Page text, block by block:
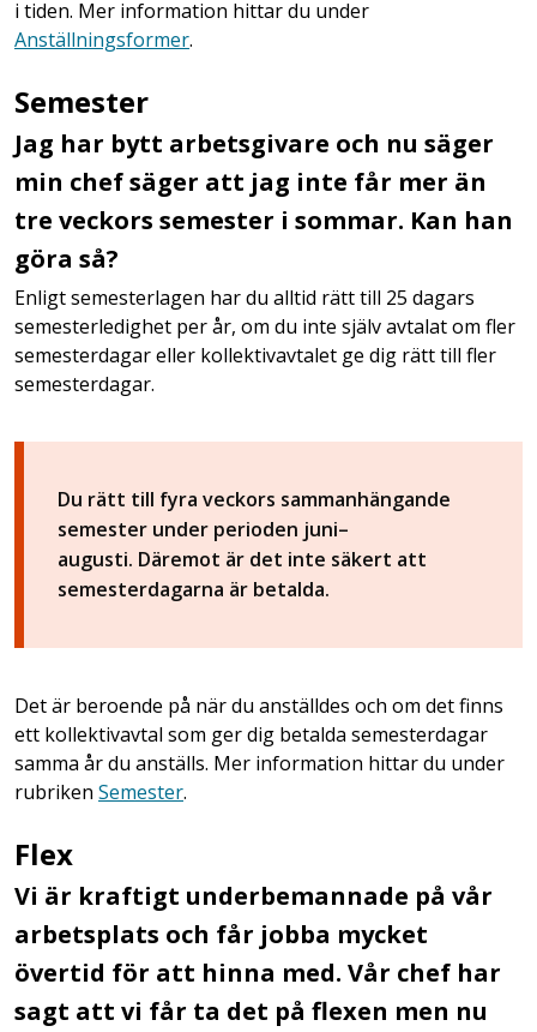
i tiden. Mer information hittar du under
Anställningsformer.
Semester
Jag har bytt arbetsgivare och nu säger
min chef säger att jag inte får mer än
tre veckors semester i sommar. Kan han
göra så?
Enligt semesterlagen har du alltid rätt till 25 dagars
semesterledighet per år, om du inte själv avtalat om fler
semesterdagar eller kollektivavtalet ge dig rätt till fler
semesterdagar.
Du rätt till fyra veckors sammanhängande
semester under perioden juni–
augusti. Däremot är det inte säkert att
semesterdagarna är betalda.
Det är beroende på när du anställdes och om det finns
ett kollektivavtal som ger dig betalda semesterdagar
samma år du anställs. Mer information hittar du under
rubriken Semester.
Flex
Vi är kraftigt underbemannade på vår
arbetsplats och får jobba mycket
övertid för att hinna med. Vår chef har
sagt att vi får ta det på flexen men nu